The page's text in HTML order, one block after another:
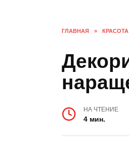
ГЛАВНАЯ » КРАСОТА
НА ЧТЕНИЕ
4 мин.